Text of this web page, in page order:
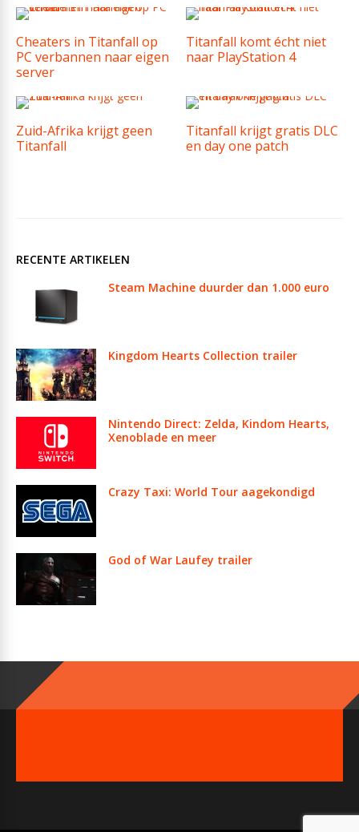
Cheaters in Titanfall op
PC verbannen naar eigen
server
Titanfall komt écht niet
naar PlayStation 4
Zuid-Afrika krijgt geen
Titanfall
Titanfall krijgt gratis DLC
en day one patch
RECENTE ARTIKELEN
Steam Machine duurder dan 1.000 euro
Kingdom Hearts Collection trailer
Nintendo Direct: Zelda, Kindom Hearts,
Xenoblade en meer
Crazy Taxi: World Tour aagekondigd
God of War Laufey trailer